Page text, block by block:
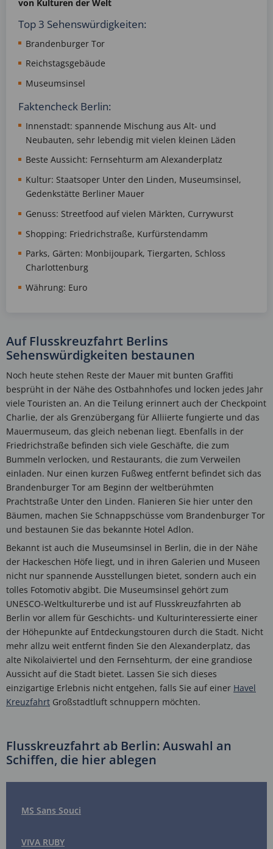
von Kulturen der Welt
Top 3 Sehenswürdigkeiten:
Brandenburger Tor
Reichstagsgebäude
Museumsinsel
Faktencheck Berlin:
Innenstadt: spannende Mischung aus Alt- und
Neubauten, sehr lebendig mit vielen kleinen Läden
Beste Aussicht: Fernsehturm am Alexanderplatz
Kultur: Staatsoper Unter den Linden, Museumsinsel,
Gedenkstätte Berliner Mauer
Genuss: Streetfood auf vielen Märkten, Currywurst
Shopping: Friedrichstraße, Kurfürstendamm
Parks, Gärten: Monbijoupark, Tiergarten, Schloss
Charlottenburg
Währung: Euro
Auf Flusskreuzfahrt Berlins
Sehenswürdigkeiten bestaunen
Noch heute stehen Reste der Mauer mit bunten Graffiti
besprüht in der Nähe des Ostbahnhofes und locken jedes Jahr
viele Touristen an. An die Teilung erinnert auch der Checkpoint
Charlie, der als Grenzübergang für Alliierte fungierte und das
Mauermuseum, das gleich nebenan liegt. Ebenfalls in der
Friedrichstraße befinden sich viele Geschäfte, die zum
Bummeln verlocken, und Restaurants, die zum Verweilen
einladen. Nur einen kurzen Fußweg entfernt befindet sich das
Brandenburger Tor am Beginn der weltberühmten
Prachtstraße Unter den Linden. Flanieren Sie hier unter den
Bäumen, machen Sie Schnappschüsse vom Brandenburger Tor
und bestaunen Sie das bekannte Hotel Adlon.
Bekannt ist auch die Museumsinsel in Berlin, die in der Nähe
der Hackeschen Höfe liegt, und in ihren Galerien und Museen
nicht nur spannende Ausstellungen bietet, sondern auch ein
tolles Fotomotiv abgibt. Die Museumsinsel gehört zum
UNESCO-Weltkulturerbe und ist auf Flusskreuzfahrten ab
Berlin vor allem für Geschichts- und Kulturinteressierte einer
der Höhepunkte auf Entdeckungstouren durch die Stadt. Nicht
mehr allzu weit entfernt finden Sie den Alexanderplatz, das
alte Nikolaiviertel und den Fernsehturm, der eine grandiose
Aussicht auf die Stadt bietet. Lassen Sie sich dieses
einzigartige Erlebnis nicht entgehen, falls Sie auf einer Havel
Kreuzfahrt Großstadtluft schnuppern möchten.
Flusskreuzfahrt ab Berlin: Auswahl an
Schiffen, die hier ablegen
MS Sans Souci
VIVA RUBY